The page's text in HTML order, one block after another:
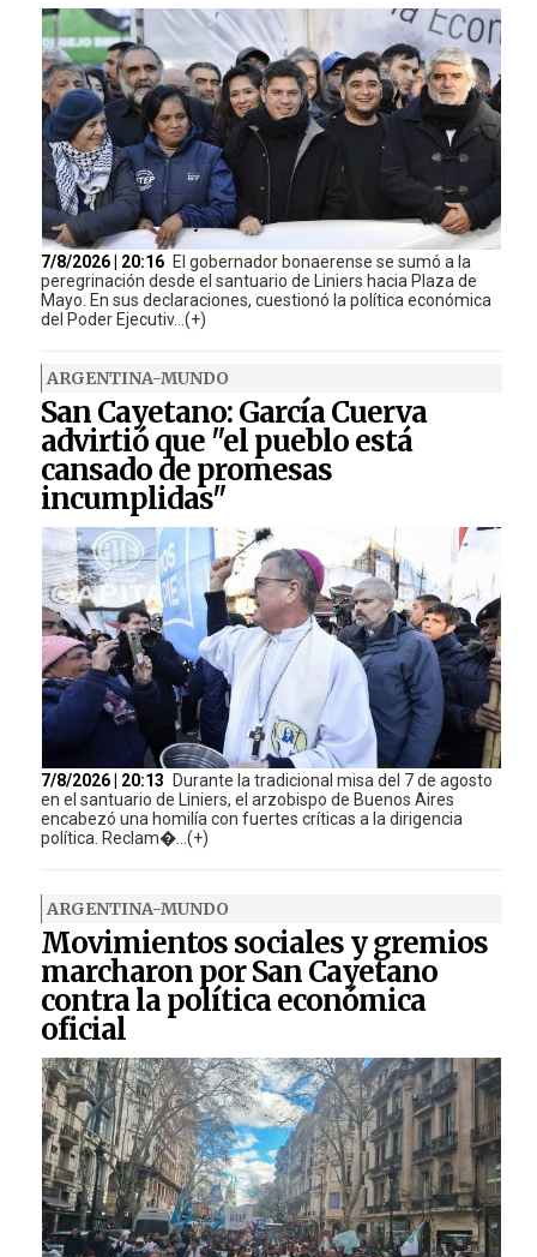
7/8/2026 | 20:16 El gobernador bonaerense se sumó a la
peregrinación desde el santuario de Liniers hacia Plaza de
Mayo. En sus declaraciones, cuestionó la política económica
del Poder Ejecutiv...(+)
ARGENTINA-MUNDO
San Cayetano: García Cuerva
advirtió que "el pueblo está
cansado de promesas
incumplidas"
7/8/2026 | 20:13
Durante la tradicional misa del 7 de agosto
en el santuario de Liniers, el arzobispo de Buenos Aires
encabezó una homilía con fuertes críticas a la dirigencia
política. Reclam�...(+)
ARGENTINA-MUNDO
Movimientos sociales y gremios
marcharon por San Cayetano
contra la política económica
oficial